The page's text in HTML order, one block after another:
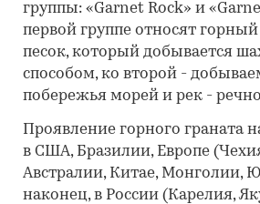
группы: «Garnet Rock» и
первой группе относят
песок, который добывается
способом, ко второй -
побережья морей и рек -
Проявление горного граната
в США, Бразилии, Европе
Австралии, Китае, Монголии,
наконец, в России (Карелия,